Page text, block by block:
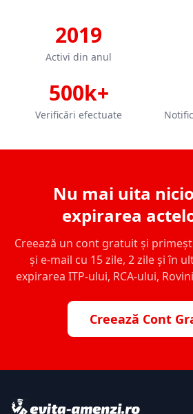
2019
Activi din anul
500k+
Verificări efectuate
Nu mai uita
expirarea
Creează un cont gratuit și
și e-mail cu 15 zile, 2 zile și în
expirarea ITP-ului, RCA-ului,
Creează Cont